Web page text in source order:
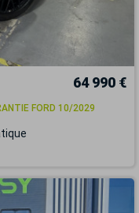
64 990 €
FORD 10/2029